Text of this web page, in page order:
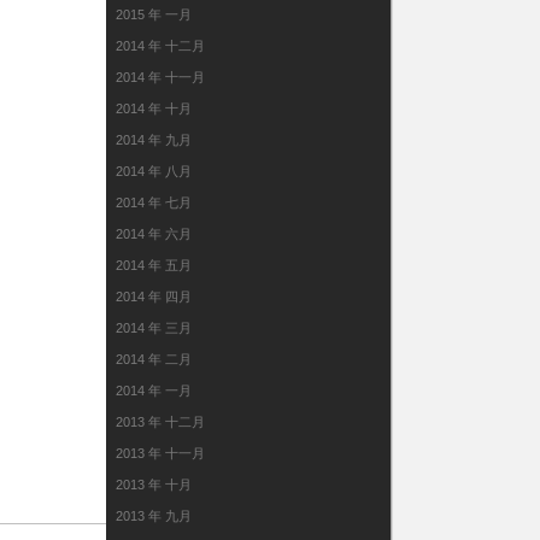
2015 年 一月
2014 年 十二月
2014 年 十一月
2014 年 十月
2014 年 九月
2014 年 八月
2014 年 七月
2014 年 六月
2014 年 五月
2014 年 四月
2014 年 三月
2014 年 二月
2014 年 一月
2013 年 十二月
2013 年 十一月
2013 年 十月
2013 年 九月